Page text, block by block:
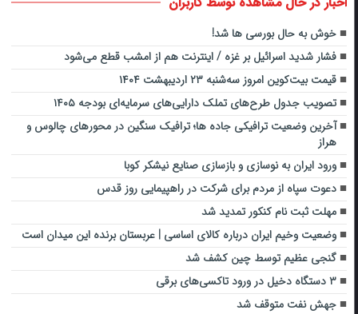
خوش به حال بورسی ها شد!
فشار شدید اسرائیل بر غزه / اینترنت هم از امشب قطع می‌شود
قیمت بیت‌کوین امروز سه‌شنبه ۲۳ اردیبهشت ۱۴۰۴
تصویب جدول طرح‌های تملک دارایی‌های سرمایه‌ای بودجه ۱۴۰۵
آخرین وضعیت ترافیکی جاده ها؛ ترافیک سنگین در محورهای چالوس و
هراز
ورود ایران به نوسازی و بازسازی صنایع نیشکر کوبا
دعوت سپاه از مردم برای شرکت در راهپیمایی روز قدس
مهلت ثبت نام کنکور تمدید شد
وضعیت وخیم ایران درباره کالای اساسی | عربستان برنده این میدان است
گنجی عظیم توسط چین کشف شد
٣ دستگاه دخیل در ورود تاکسی‌های برقی
جهش نفت متوقف شد